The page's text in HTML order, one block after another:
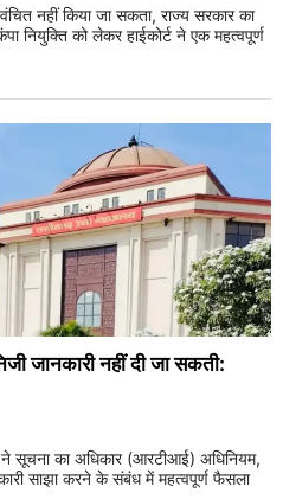
नहीं किया जा सकता, राज्य सरकार का
को लेकर हाईकोर्ट ने एक महत्वपूर्ण
जानकारी नहीं दी जा सकती:
ने सूचना का अधिकार (आरटीआई) अधिनियम,
साझा करने के संबंध में महत्वपूर्ण फैसला